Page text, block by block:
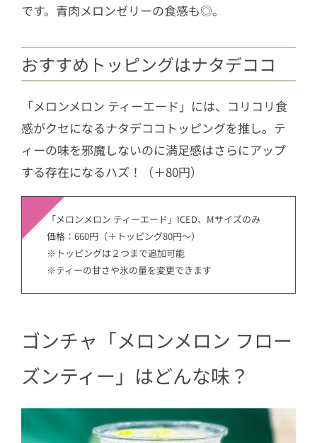
です。青肉メロンゼリーの食感も◎。
おすすめトッピングはナタデココ
「メロンメロン ティーエード」には、コリコリ食
感がクセになるナタデココトッピングを推し。テ
ィーの味を邪魔しないのに満足感はさらにアップ
する存在になるハズ！（＋80円）
「メロンメロン ティーエード」ICED、Mサイズのみ
価格：660円（＋トッピング80円～）
※トッピングは２つまで追加可能
※ティーの甘さや氷の量を変更できます
ゴンチャ「メロンメロン フロー
ズンティー」はどんな味？